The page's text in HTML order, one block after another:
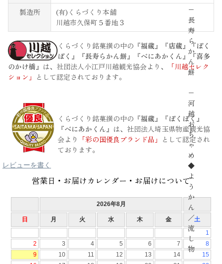
−
長
寿
ら
か
ん
餅
−
河
越
お
ち
ゃ
め
◆
よ
う
か
ん
／
流
し
物
製造所
(有)くらづくり本舗
川越市久保町５番地３
くらづくり銘菓撰の中の 『福蔵』『店蔵』『ぽく
ぽく』『長寿らかん餅』『べにあかくん』『喜多
のかけ橋』 は、社団法人小江戸川越観光協会より、
「川越セレク
ション」 として認定されております。
くらづくり銘菓撰の中の 『福蔵』『ぽくぽく』
『べにあかくん』 は、社団法人埼玉県物産観光協
会より
「彩の国優良ブランド品」 として認定され
ております。
レビューを書く
営業日・お届けカレンダー・お届けについて